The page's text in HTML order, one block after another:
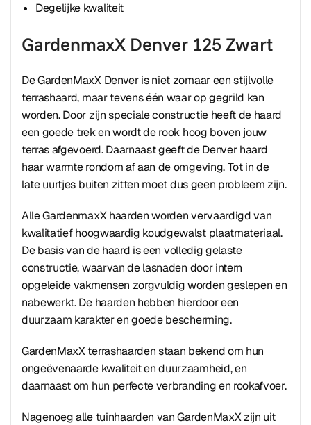
Degelijke kwaliteit
GardenmaxX Denver 125 Zwart
De GardenMaxX Denver is niet zomaar een stijlvolle
terrashaard, maar tevens één waar op gegrild kan
worden. Door zijn speciale constructie heeft de haard
een goede trek en wordt de rook hoog boven jouw
terras afgevoerd. Daarnaast geeft de Denver haard
haar warmte rondom af aan de omgeving. Tot in de
late uurtjes buiten zitten moet dus geen probleem zijn.
Alle GardenmaxX haarden worden vervaardigd van
kwalitatief hoogwaardig koudgewalst plaatmateriaal.
De basis van de haard is een volledig gelaste
constructie, waarvan de lasnaden door intern
opgeleide vakmensen zorgvuldig worden geslepen en
nabewerkt. De haarden hebben hierdoor een
duurzaam karakter en goede bescherming.
GardenMaxX terrashaarden staan bekend om hun
ongeëvenaarde kwaliteit en duurzaamheid, en
daarnaast om hun perfecte verbranding en rookafvoer.
Nagenoeg alle tuinhaarden van GardenMaxX zijn uit